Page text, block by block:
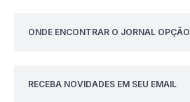
ONDE ENCONTRAR O JORNAL OPÇÃO
RECEBA NOVIDADES EM SEU EMAIL